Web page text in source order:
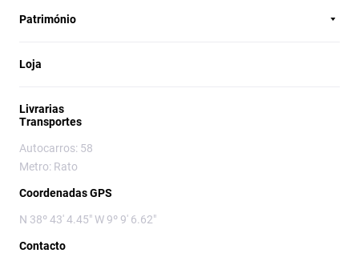
Património
Loja
Livrarias
Transportes
Autocarros: 58
Metro: Rato
Coordenadas GPS
N 38º 43' 4.45" W 9º 9' 6.62"
Contacto